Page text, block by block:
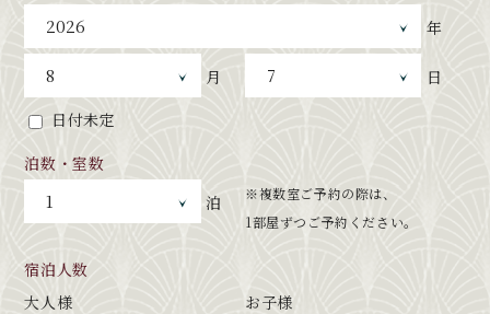
年
月
日
日付未定
泊数・室数
泊
※複数室ご予約の際は、
1部屋ずつご予約ください。
宿泊人数
大人様
お子様